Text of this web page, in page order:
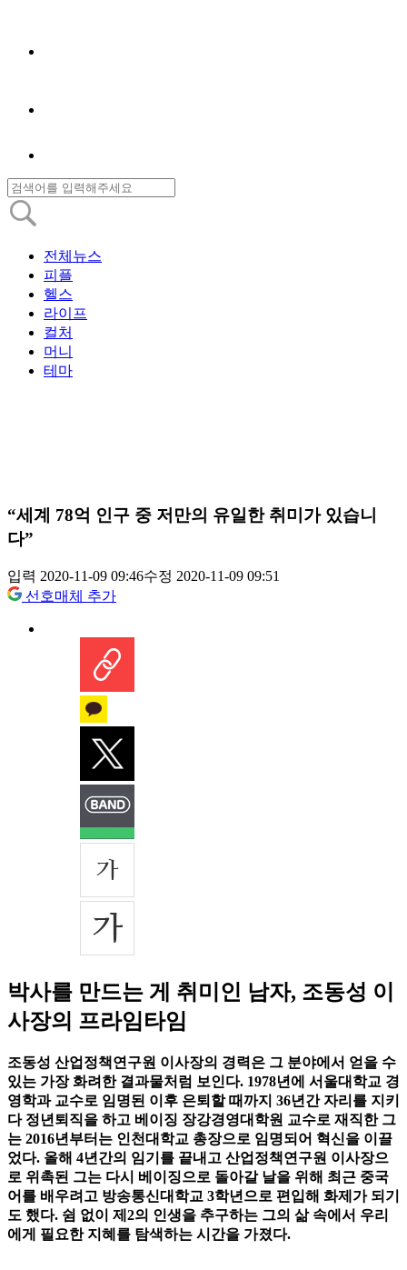
전체뉴스
피플
헬스
라이프
컬처
머니
테마
“세계 78억 인구 중 저만의 유일한 취미가 있습니
다”
입력 2020-11-09 09:46수정 2020-11-09 09:51
선호매체 추가
박사를 만드는 게 취미인 남자, 조동성 이
사장의 프라임타임
조동성 산업정책연구원 이사장의 경력은 그 분야에서 얻을 수
있는 가장 화려한 결과물처럼 보인다. 1978년에 서울대학교 경
영학과 교수로 임명된 이후 은퇴할 때까지 36년간 자리를 지키
다 정년퇴직을 하고 베이징 장강경영대학원 교수로 재직한 그
는 2016년부터는 인천대학교 총장으로 임명되어 혁신을 이끌
었다. 올해 4년간의 임기를 끝내고 산업정책연구원 이사장으
로 위촉된 그는 다시 베이징으로 돌아갈 날을 위해 최근 중국
어를 배우려고 방송통신대학교 3학년으로 편입해 화제가 되기
도 했다. 쉼 없이 제2의 인생을 추구하는 그의 삶 속에서 우리
에게 필요한 지혜를 탐색하는 시간을 가졌다.